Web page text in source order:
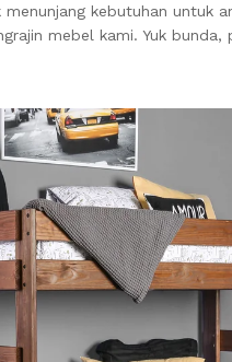
kebutuhan untuk
mebel kami. Yuk